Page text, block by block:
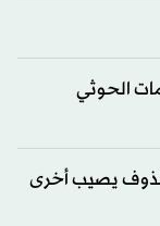
الحوثي
يصيب أخرى